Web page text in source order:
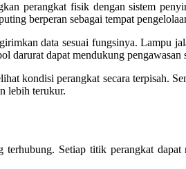
perangkat fisik dengan sistem
berperan sebagai tempat
data sesuai fungsinya. Lampu
darurat dapat mendukung pengawasan
kondisi perangkat secara terpisah.
lebih terukur.
Setiap titik perangkat